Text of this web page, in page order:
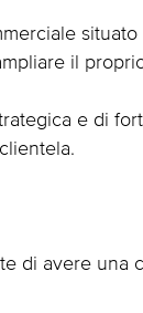
il
e di
di avere una